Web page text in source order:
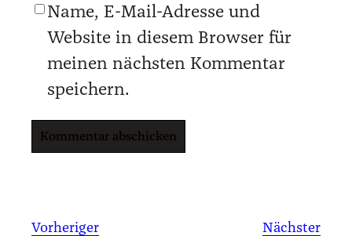
Name, E-Mail-Adresse und
Website in diesem Browser für
meinen nächsten Kommentar
speichern.
Vorheriger Nächster